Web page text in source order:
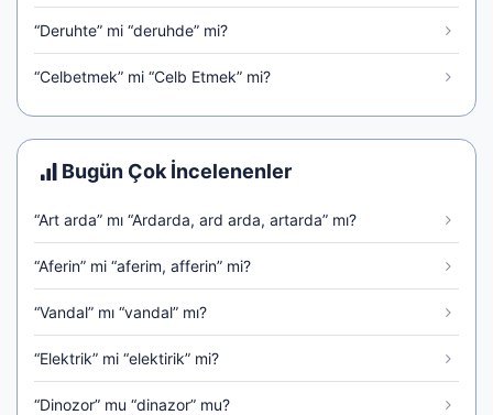
“Deruhte” mi “deruhde” mi?
“Celbetmek” mi “Celb Etmek” mi?
Bugün Çok İncelenenler
“Art arda” mı “Ardarda, ard arda, artarda” mı?
“Aferin” mi “aferim, afferin” mi?
“Vandal” mı “vandal” mı?
“Elektrik” mi “elektirik” mi?
“Dinozor” mu “dinazor” mu?